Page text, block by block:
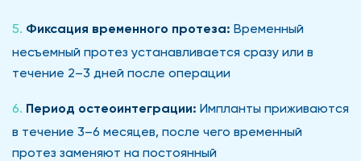
Фиксация временного протеза: Временный
несъемный протез устанавливается сразу или в
течение 2–3 дней после операции
Период остеоинтеграции: Импланты приживаются
в течение 3–6 месяцев, после чего временный
протез заменяют на постоянный